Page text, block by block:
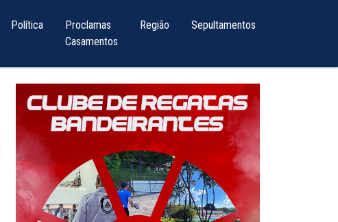
Política
Proclamas
Casamentos
Região Sepultamentos